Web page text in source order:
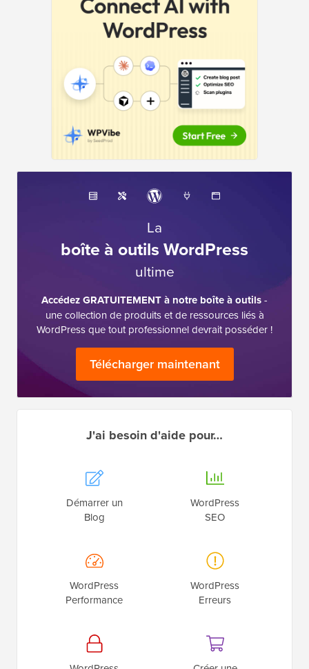
La
boîte à outils WordPress
ultime
Accédez GRATUITEMENT à notre boîte à outils-
une collection de produits et de ressources liés à
WordPress que tout professionnel devrait posséder !
Télécharger maintenant
J'ai besoin d'aide pour…
Démarrer un
Blog
WordPress
SEO
WordPress
Performance
WordPress
Erreurs